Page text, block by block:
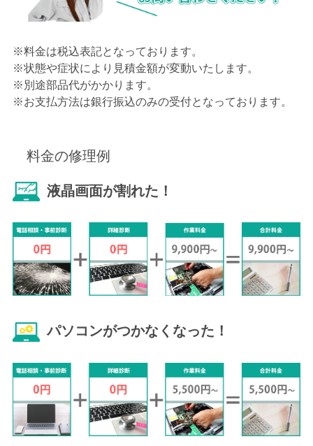
※料金は税込表記となっております。
※状態や症状により見積金額が変動いたします。
※別途部品代がかかります。
※お支払方法は銀行振込のみの受付となっております。
料金の修理例
液晶画面が割れた！
パソコンがつかなくなった！